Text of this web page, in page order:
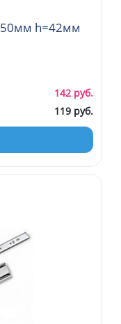
h=42мм
142 руб.
119 руб.